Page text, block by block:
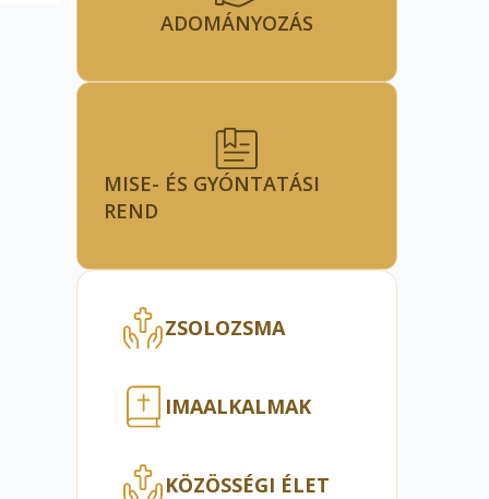
ADOMÁNYOZÁS
MISE- ÉS GYÓNTATÁSI
REND
ZSOLOZSMA
IMAALKALMAK
KÖZÖSSÉGI ÉLET